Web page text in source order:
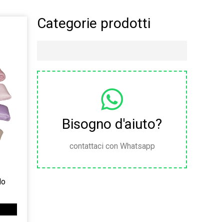
Categorie prodotti
Bisogno d'aiuto?
contattaci con Whatsapp